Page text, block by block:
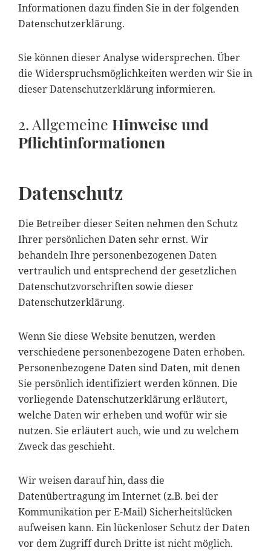
Informationen dazu finden Sie in der folgenden
Datenschutzerklärung.
Sie können dieser Analyse widersprechen. Über
die Widerspruchsmöglichkeiten werden wir Sie in
dieser Datenschutzerklärung informieren.
2. Allgemeine Hinweise und
Pflichtinformationen
Datenschutz
Die Betreiber dieser Seiten nehmen den Schutz
Ihrer persönlichen Daten sehr ernst. Wir
behandeln Ihre personenbezogenen Daten
vertraulich und entsprechend der gesetzlichen
Datenschutzvorschriften sowie dieser
Datenschutzerklärung.
Wenn Sie diese Website benutzen, werden
verschiedene personenbezogene Daten erhoben.
Personenbezogene Daten sind Daten, mit denen
Sie persönlich identifiziert werden können. Die
vorliegende Datenschutzerklärung erläutert,
welche Daten wir erheben und wofür wir sie
nutzen. Sie erläutert auch, wie und zu welchem
Zweck das geschieht.
Wir weisen darauf hin, dass die
Datenübertragung im Internet (z.B. bei der
Kommunikation per E-Mail) Sicherheitslücken
aufweisen kann. Ein lückenloser Schutz der Daten
vor dem Zugriff durch Dritte ist nicht möglich.